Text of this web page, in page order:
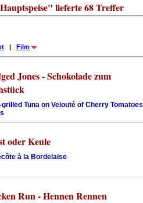
lieferte 68 Treffer
| Film
Jones - Schokolade zum
Tuna on Velouté of Cherry Tomatoes
oder Keule
à la Bordelaise
Run - Hennen Rennen